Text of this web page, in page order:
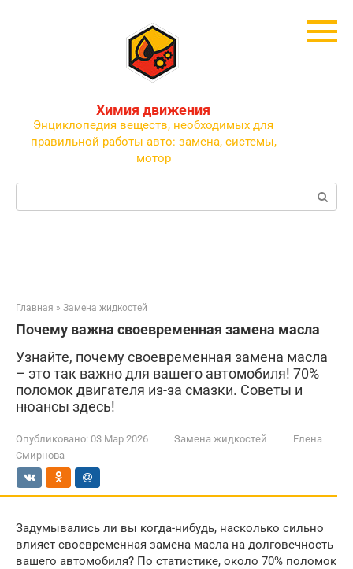
Химия движения
Энциклопедия веществ, необходимых для
правильной работы авто: замена, системы,
мотор
Поиск:
Главная » Замена жидкостей
Почему важна своевременная замена масла
Узнайте, почему своевременная замена масла
– это так важно для вашего автомобиля! 70%
поломок двигателя из-за смазки. Советы и
нюансы здесь!
Опубликовано: 03 Мар 2026 Замена жидкостей
Елена
Смирнова
Задумывались ли вы когда-нибудь, насколько сильно
влияет своевременная замена масла на долговечность
вашего автомобиля? По статистике, около 70% поломок